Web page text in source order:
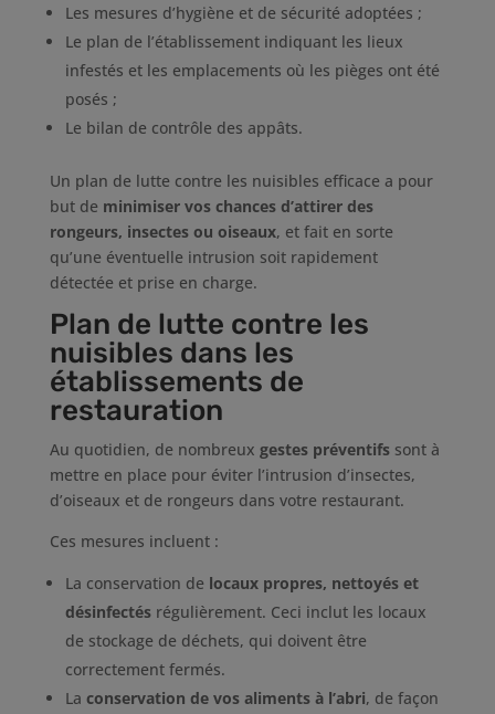
Les mesures d’hygiène et de sécurité adoptées ;
Le plan de l’établissement indiquant les lieux
infestés et les emplacements où les pièges ont été
posés ;
Le bilan de contrôle des appâts.
Un plan de lutte contre les nuisibles efficace a pour
but de minimiser vos chances d’attirer des
rongeurs, insectes ou oiseaux, et fait en sorte
qu’une éventuelle intrusion soit rapidement
détectée et prise en charge.
Plan de lutte contre les
nuisibles dans les
établissements de
restauration
Au quotidien, de nombreux gestes préventifs sont à
mettre en place pour éviter l’intrusion d’insectes,
d’oiseaux et de rongeurs dans votre restaurant.
Ces mesures incluent :
La conservation de locaux propres, nettoyés et
désinfectésrégulièrement. Ceci inclut les locaux
de stockage de déchets, qui doivent être
correctement fermés.
La conservation de vos aliments à l’abri, de façon